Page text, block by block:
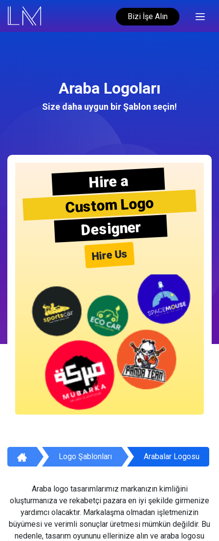
Bizi İşe Alın
Araba Logoları
Size daha uygun bir Şablon seçin!
Hire a
Custom Logo
Designer
Hire Us
Logo Şablonları Arabalar Logosu
Araba logo tasarımlarımız markanızın kimliğini
oluşturmanıza ve rekabetçi pazara en iyi şekilde girmenize
yardımcı olacaktır. Markalaşma olmadan işletmenizin
büyümesi ve verimli sonuçlar üretmesi mümkün değildir. Bu
nedenle, tasarım oyununu ellerinize alın ve araba logosu